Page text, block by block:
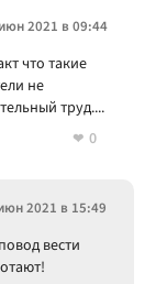
2021 в 09:44
что такие
не
труд....
0
2021 в 15:49
вести